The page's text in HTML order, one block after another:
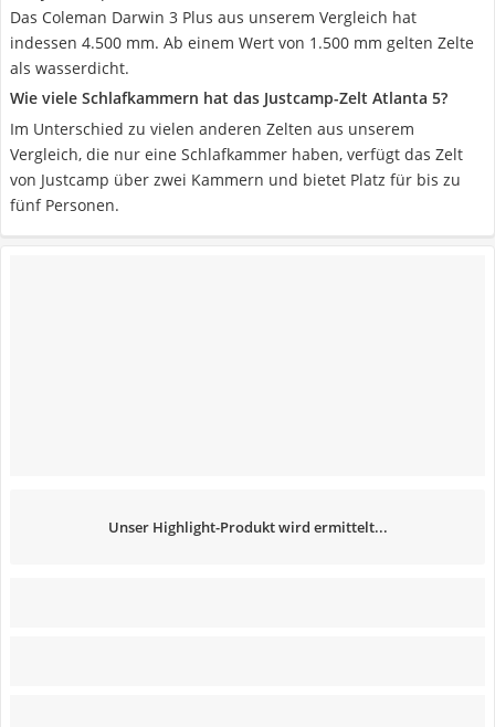
Das Coleman Darwin 3 Plus aus unserem Vergleich hat
indessen 4.500 mm. Ab einem Wert von 1.500 mm gelten Zelte
als wasserdicht.
Wie viele Schlafkammern hat das Justcamp-Zelt Atlanta 5?
Im Unterschied zu vielen anderen Zelten aus unserem
Vergleich, die nur eine Schlafkammer haben, verfügt das Zelt
von Justcamp über zwei Kammern und bietet Platz für bis zu
fünf Personen.
Unser Highlight-Produkt wird ermittelt...